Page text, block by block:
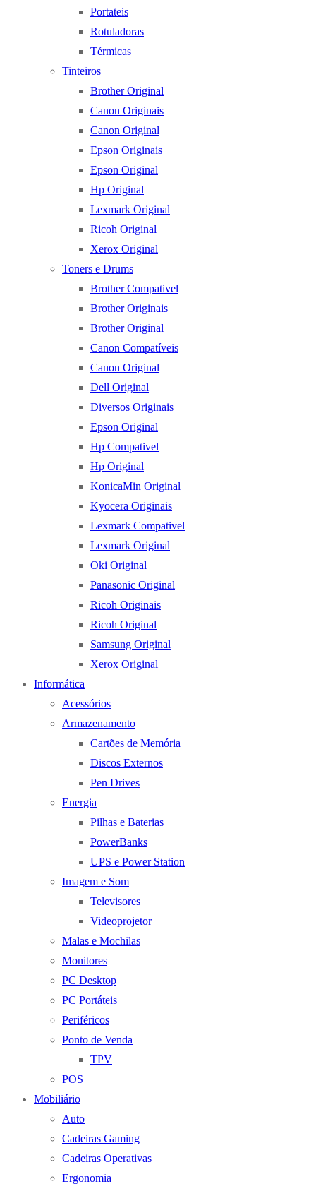
Portateis
Rotuladoras
Térmicas
Tinteiros
Brother Original
Canon Originais
Canon Original
Epson Originais
Epson Original
Hp Original
Lexmark Original
Ricoh Original
Xerox Original
Toners e Drums
Brother Compativel
Brother Originais
Brother Original
Canon Compatíveis
Canon Original
Dell Original
Diversos Originais
Epson Original
Hp Compativel
Hp Original
KonicaMin Original
Kyocera Originais
Lexmark Compativel
Lexmark Original
Oki Original
Panasonic Original
Ricoh Originais
Ricoh Original
Samsung Original
Xerox Original
Informática
Acessórios
Armazenamento
Cartões de Memória
Discos Externos
Pen Drives
Energia
Pilhas e Baterias
PowerBanks
UPS e Power Station
Imagem e Som
Televisores
Videoprojetor
Malas e Mochilas
Monitores
PC Desktop
PC Portáteis
Periféricos
Ponto de Venda
TPV
POS
Mobiliário
Auto
Cadeiras Gaming
Cadeiras Operativas
Ergonomia